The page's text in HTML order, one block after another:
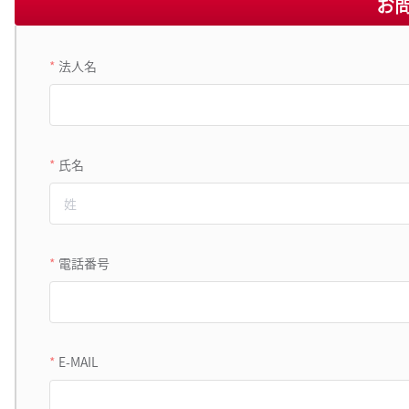
法人名
氏名
電話番号
E-MAIL